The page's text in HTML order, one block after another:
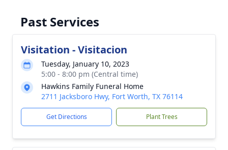
Past Services
Visitation - Visitacion
Tuesday, January 10, 2023
5:00 - 8:00 pm (Central time)
Hawkins Family Funeral Home
2711 Jacksboro Hwy, Fort Worth, TX 76114
Get Directions Plant Trees